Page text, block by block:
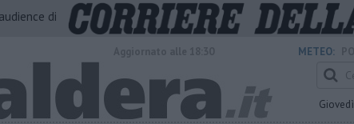
di
METEO:
Giovedì